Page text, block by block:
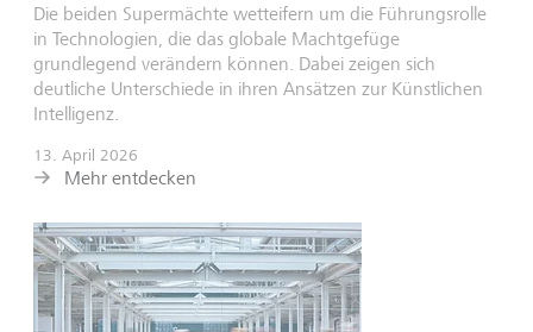
Die beiden Supermächte wetteifern um die Führungsrolle
in Technologien, die das globale Machtgefüge
grundlegend verändern können. Dabei zeigen sich
deutliche Unterschiede in ihren Ansätzen zur Künstlichen
Intelligenz.
13. April 2026
Mehr entdecken